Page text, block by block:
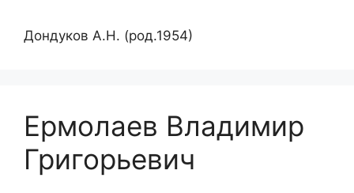
Дондуков А.Н. (род.1954)
Ермолаев Владимир
Григорьевич